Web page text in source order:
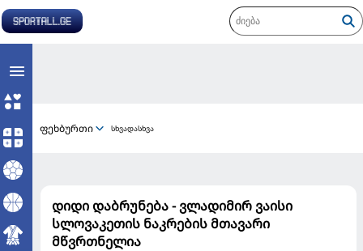
ფეხბურთი სხვადასხვა
დიდი დაბრუნება - ვლადიმირ ვაისი
სლოვაკეთის ნაკრების მთავარი
მწვრთნელია